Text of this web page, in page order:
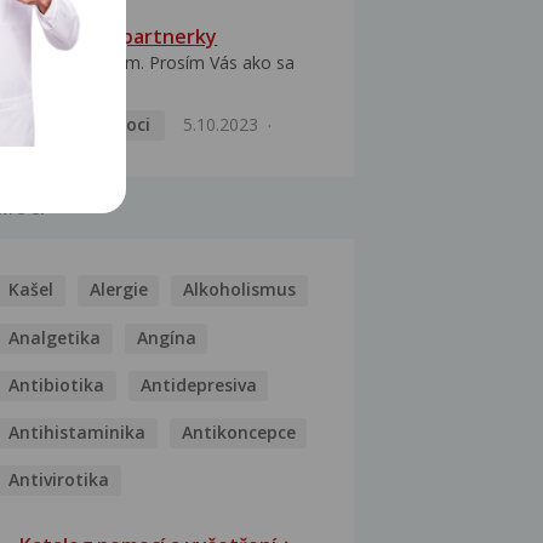
HPV typ 52 u partnerky
Dobrý deň prajem. Prosím Vás ako sa
Pohlavní nemoci
5.10.2023
Kašel Alergie Alkoholismus
Analgetika Angína
Antibiotika Antidepresiva
Antihistaminika Antikoncepce
Antivirotika